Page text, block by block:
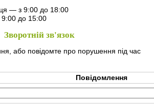
— з 9:00 до 18:00
9:00 до 15:00
Зворотній зв'язок
або повідомте про порушення під час
Повідомлення